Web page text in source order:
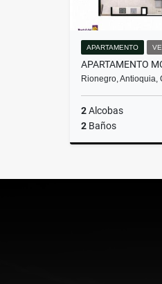
APARTAMENTO
Rionegro, Antioquia,
2Alcobas
2 Baños